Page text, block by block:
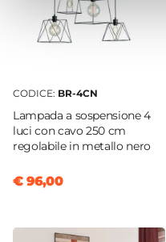
CODICE: BR-4CN
Lampada a sospensione 4
luci con cavo 250 cm
regolabile in metallo nero
€ 96,00